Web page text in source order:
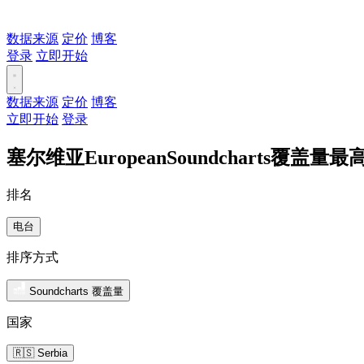
数据来源 定价 博客
登录 立即开始
数据来源 定价 博客
立即开始 登录
塞尔维亚EuropeanSoundcharts覆盖量最
排名
电台
排序方式
Soundcharts 覆盖量
国家
🇷🇸 Serbia